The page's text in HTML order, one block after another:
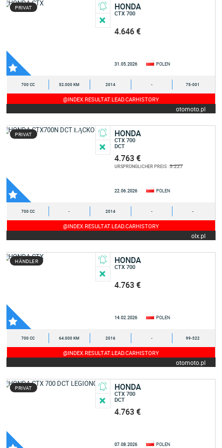
PRIVAT HONDA
CTX 700
4.646 €
31.05.2026 POLEN
700 CC 52.000 KM 2014 - 75-001
@INDEX.RESULTAT.LEAD.CARHISTORY
otomoto.pl
PRIVAT HONDA
CTX 700
DCT
4.763 €
URSPRÜNGLICHER PREIS :5.227
22.06.2026 POLEN
700 CC - 2014 - -
@INDEX.RESULTAT.LEAD.CARHISTORY
olx.pl
HÄNDLER HONDA
CTX 700
4.763 €
14.02.2026 POLEN
700 CC 64.000 KM 2016 - 99-322
@INDEX.RESULTAT.LEAD.CARHISTORY
otomoto.pl
PRIVAT HONDA
CTX 700
DCT
4.763 €
07.08.2026 POLEN